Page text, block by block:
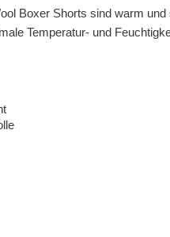
Boxer Shorts sind warm
Temperatur- und